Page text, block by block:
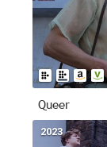
Queer
2023